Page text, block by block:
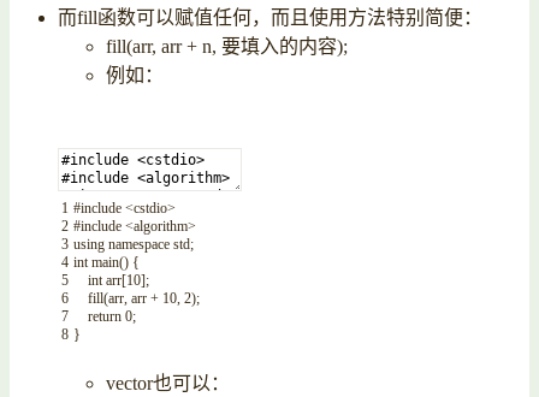
而fill函数可以赋值任何，而且使用方法特别简便：
fill(arr, arr + n, 要填入的内容);
例如：
1
2
3
4
5
6
7
8
#include <cstdio>
#include <algorithm>
using namespace std;
int main() {
int arr[10];
fill(arr, arr + 10, 2);
return 0;
}
vector也可以：